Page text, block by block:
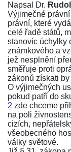
Napsal Dr.
Výjimečné
právní, které
celé řadě států,
stanovíc úchylky
známkového a
jež nesplnění
směřuje proti
zákonů získati
O výjimečných
pokud patří do
2 zde chceme
na poli
cizích,
všeobecného
války světové.